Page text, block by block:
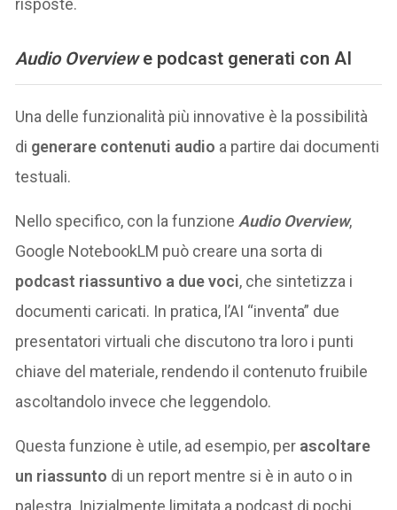
risposte​.
Audio Overviewe podcast generati con AI
Una delle funzionalità più innovative è la possibilità
di generare contenuti audio a partire dai documenti
testuali.
Nello specifico, con la funzione Audio Overview,
Google NotebookLM può creare una sorta di
podcast riassuntivo a due voci, che sintetizza i
documenti caricati​. In pratica, l’AI “inventa” due
presentatori virtuali che discutono tra loro i punti
chiave del materiale, rendendo il contenuto fruibile
ascoltandolo invece che leggendolo.
Questa funzione è utile, ad esempio, per ascoltare
un riassunto di un report mentre si è in auto o in
palestra. Inizialmente limitata a podcast di pochi